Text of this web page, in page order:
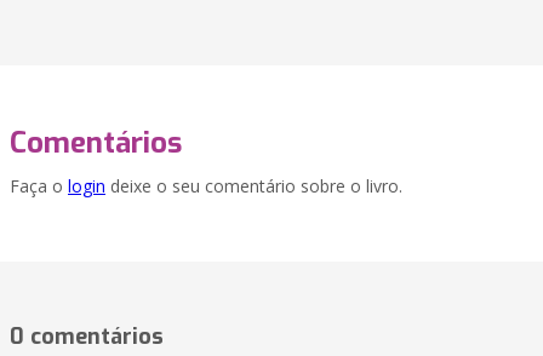
Comentários
Faça o login deixe o seu comentário sobre o livro.
0 comentários